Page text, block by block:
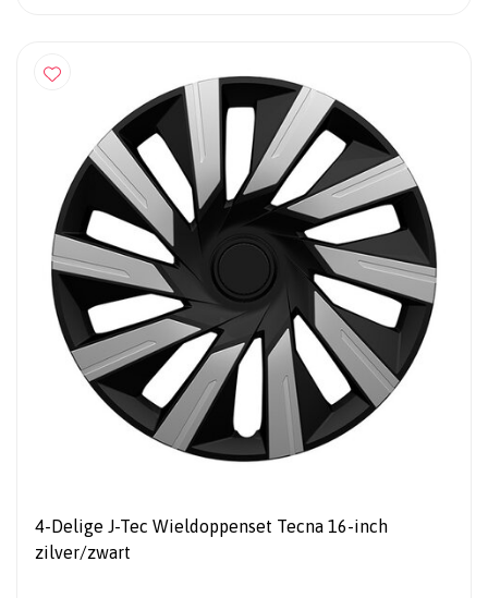
4-Delige J-Tec Wieldoppenset Tecna 16-inch
zilver/zwart